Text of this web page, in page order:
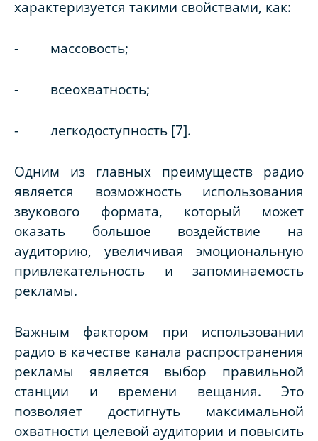
характеризуется такими свойствами, как:
- массовость;
- всеохватность;
- легкодоступность [7].
Одним из главных преимуществ радио
является возможность использования
звукового формата, который может
оказать большое воздействие на
аудиторию, увеличивая эмоциональную
привлекательность и запоминаемость
рекламы.
Важным фактором при использовании
радио в качестве канала распространения
рекламы является выбор правильной
станции и времени вещания. Это
позволяет достигнуть максимальной
охватности целевой аудитории и повысить